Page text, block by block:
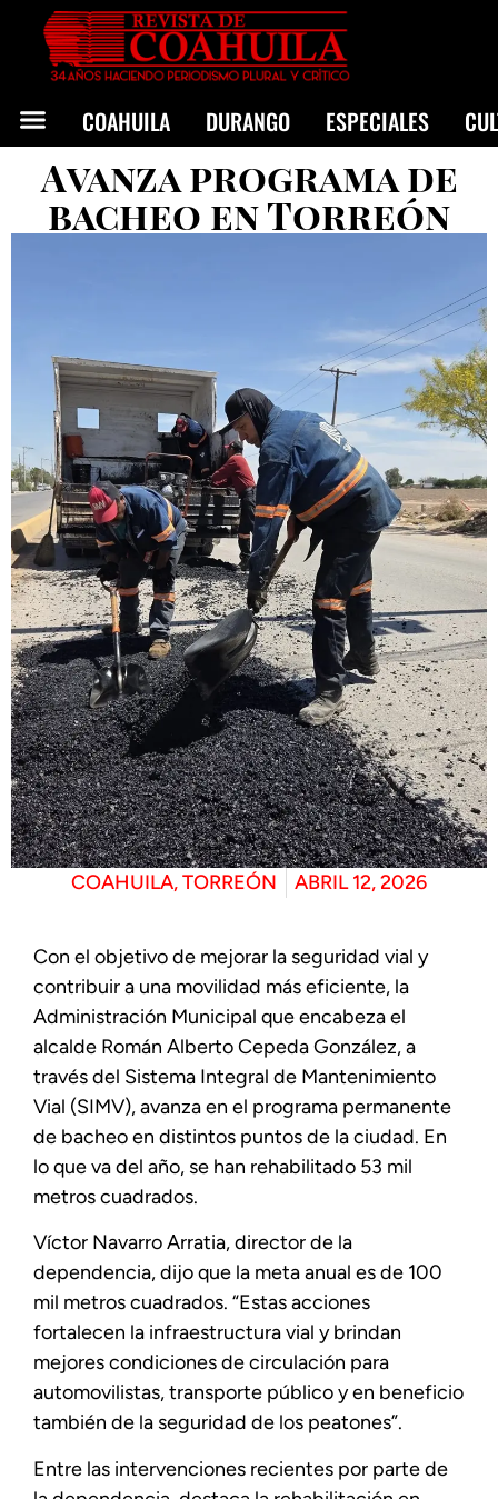
COAHUILA DURANGO ESPECIALES
Avanza programa de
bacheo en Torreón
COAHUILA,TORREÓN ABRIL 12, 2026
Con el objetivo de mejorar la seguridad vial y
contribuir a una movilidad más eficiente, la
Administración Municipal que encabeza el
alcalde Román Alberto Cepeda González, a
través del Sistema Integral de Mantenimiento
Vial (SIMV), avanza en el programa permanente
de bacheo en distintos puntos de la ciudad. En
lo que va del año, se han rehabilitado 53 mil
metros cuadrados.
Víctor Navarro Arratia, director de la
dependencia, dijo que la meta anual es de 100
mil metros cuadrados. “Estas acciones
fortalecen la infraestructura vial y brindan
mejores condiciones de circulación para
automovilistas, transporte público y en beneficio
también de la seguridad de los peatones”.
Entre las intervenciones recientes por parte de